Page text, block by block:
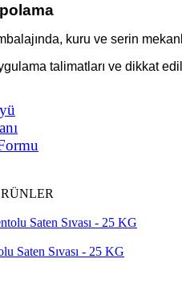
kuru ve serin
talimatları ve dikkat
Saten Sıvası - 25 KG